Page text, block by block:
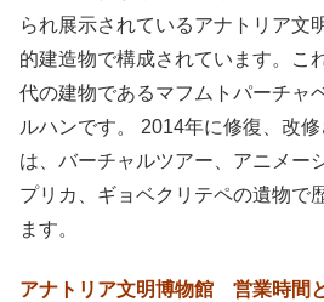
られ展示されているアナトリア文
的建造物で構成されています。こ
代の建物であるマフムトパーチャ
ルハンです。 2014年に修復、改
は、バーチャルツアー、アニメー
プリカ、ギョベクリテペの遺物で
ます。
アナトリア文明博物館 営業時間